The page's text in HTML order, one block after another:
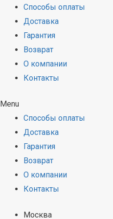
Способы оплаты
Доставка
Гарантия
Возврат
О компании
Контакты
Menu
Способы оплаты
Доставка
Гарантия
Возврат
О компании
Контакты
Москва